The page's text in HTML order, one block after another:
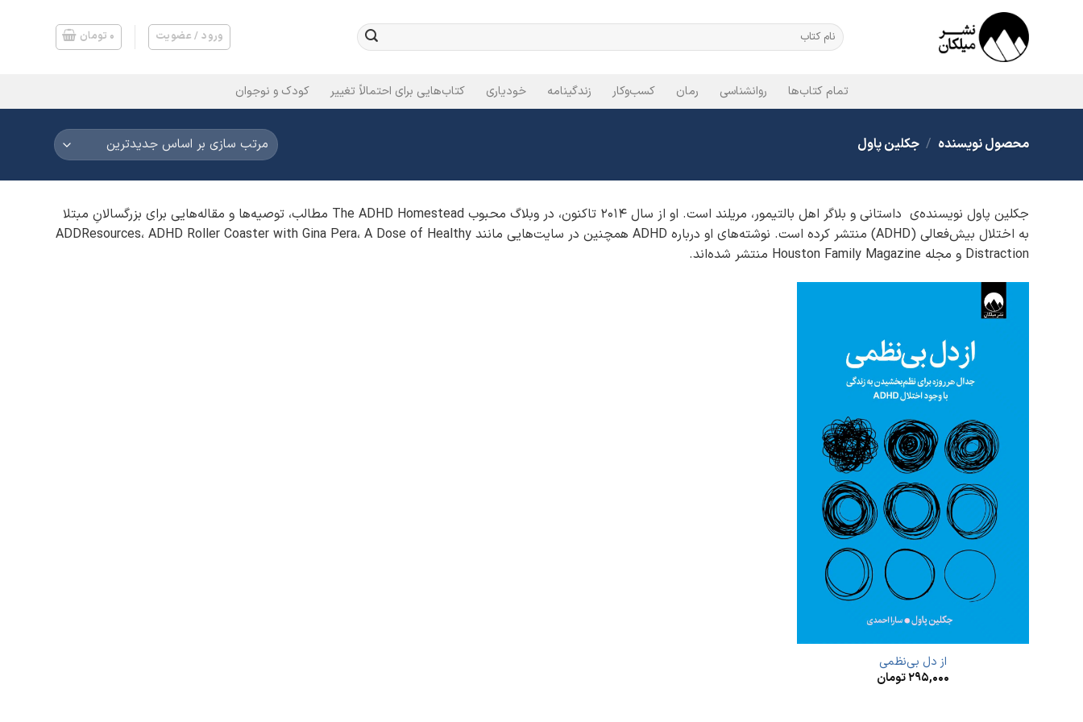
جستجو
برای:
ورود / عضویت ۰ تومان
تمام کتاب‌ها روانشناسی رمان کسب‌وکار زندگینامه خودیاری کتاب‌هایی برای احتمالاً تغییر کودک و نوجوان
محصول نویسنده / جکلین پاول
جکلین پاول نویسنده‌ی داستانی و بلاگر اهل بالتیمور، مریلند است. او از سال ۲۰۱۴ تاکنون، در وبلاگ محبوب The ADHD Homestead مطالب، توصیه‌ها و مقاله‌هایی برای بزرگسالانِ مبتلا
به اختلال بیش‌فعالی (ADHD) منتشر کرده است. نوشته‌های او درباره ADHD همچنین در سایت‌هایی مانند ADDResources، ADHD Roller Coaster with Gina Pera، A Dose of Healthy
Distraction و مجله Houston Family Magazine منتشر شده‌اند.
از دل بی‌نظمی
۲۹۵,۰۰۰تومان